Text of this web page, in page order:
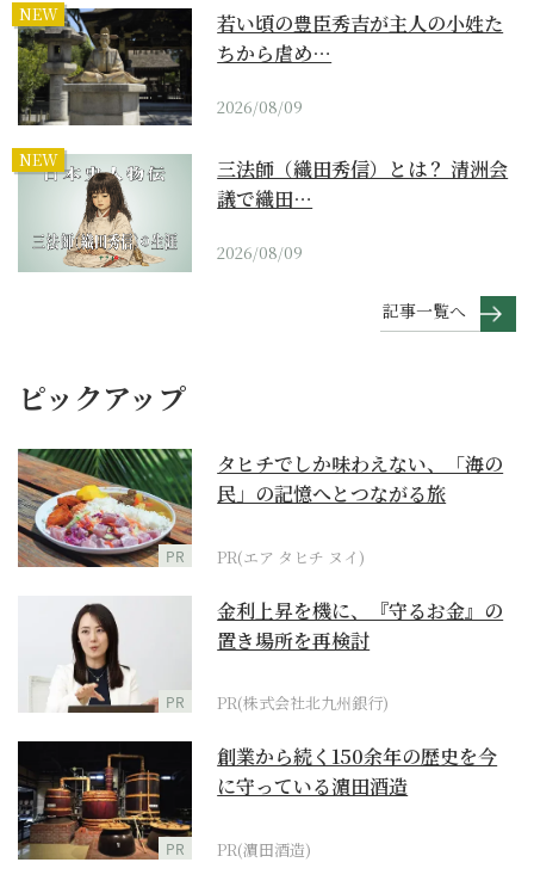
NEW
若い頃の豊臣秀吉が主人の小姓た
ちから虐め…
2026/08/09
NEW
三法師（織田秀信）とは？ 清洲会
議で織田…
2026/08/09
記事一覧へ
ピックアップ
PR
タヒチでしか味わえない、「海の
民」の記憶へとつながる旅
PR(エア タヒチ ヌイ)
PR
金利上昇を機に、『守るお金』の
置き場所を再検討
PR(株式会社北九州銀行)
PR
創業から続く150余年の歴史を今
に守っている濵田酒造
PR(濵田酒造)